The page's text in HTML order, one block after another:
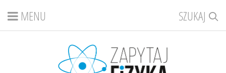
SZUKAJ
MENU